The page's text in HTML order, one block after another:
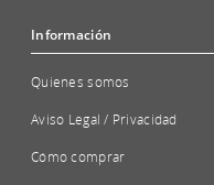
Información
Quienes somos
Aviso Legal / Privacidad
Cómo comprar